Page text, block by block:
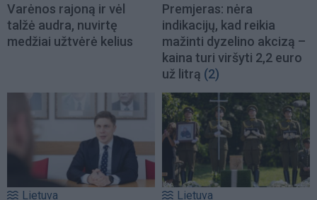
Varėnos rajoną ir vėl
talžė audra, nuvirtę
medžiai užtvėrė kelius
Premjeras: nėra
indikacijų, kad reikia
mažinti dyzelino akcizą –
kaina turi viršyti 2,2 euro
už litrą (2)
Lietuva Lietuva